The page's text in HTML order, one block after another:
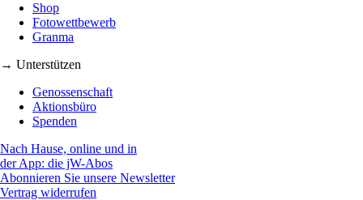
Shop
Fotowettbewerb
Granma
→ Unterstützen
Genossenschaft
Aktionsbüro
Spenden
Nach Hause, online und in
der App: die jW-Abos
Abonnieren Sie unsere Newsletter
Vertrag widerrufen